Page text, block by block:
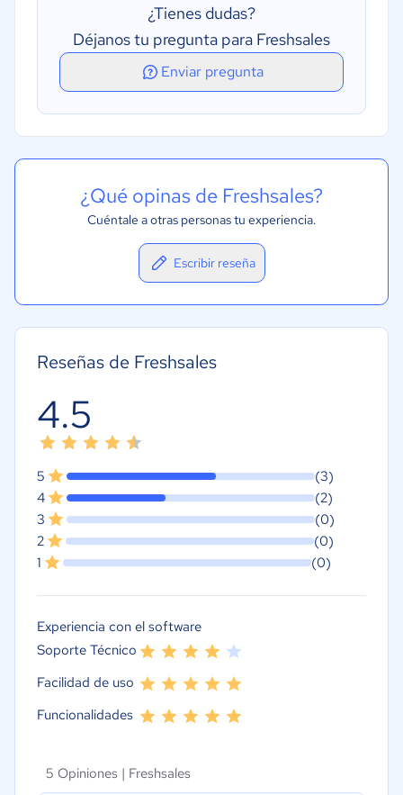
Sistema de calendarios o recordatorios
Segmentación
¿Tienes dudas?
Déjanos tu pregunta para Freshsales
Enviar pregunta
¿Qué opinas de Freshsales?
Cuéntale a otras personas tu experiencia.
Escribir reseña
Reseñas de Freshsales
4.5
5
(3)
4
(2)
3
(0)
2
(0)
1
(0)
Experiencia con el software
Soporte Técnico
Facilidad de uso
Funcionalidades
5 Opiniones | Freshsales